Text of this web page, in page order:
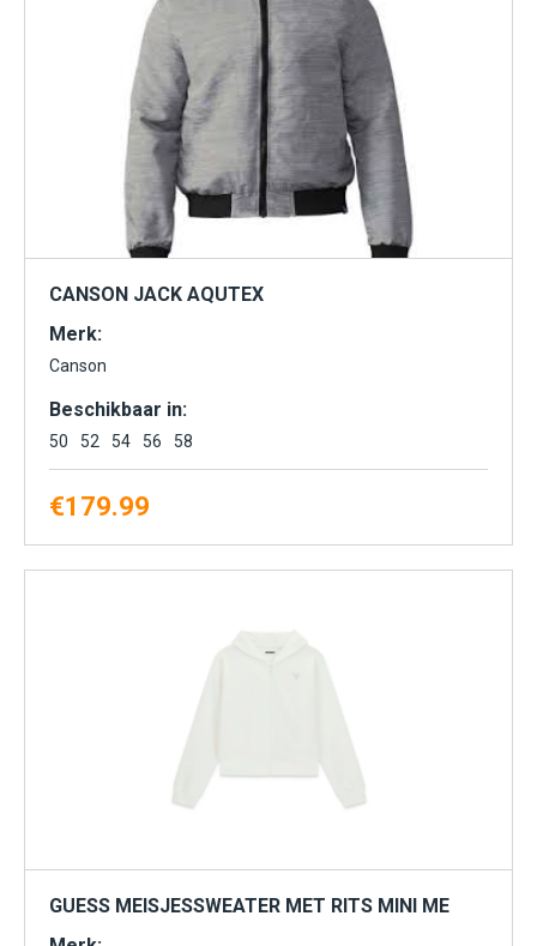
CANSON JACK AQUTEX
Merk:
Canson
Beschikbaar in:
50 52 54 56 58
€179.99
GUESS MEISJESSWEATER MET RITS MINI ME